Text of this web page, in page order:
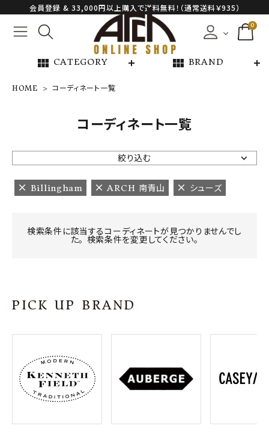
会員登録 & 33,000円以上購入で送料無料！（通常送料￥935）
0
view_module CATEGORY view_module BRAND
NEW ARRIVAL
ARCH EXCLUSIVE
BRAND
INFORMATION
ご利用ガイド
プライバシーポリシー
特定商取引法について
お問い合わせ
OFFICIAL WEB SITE
HOME コーディネート一覧
コーディネート一覧
絞り込む
Billingham ARCH 南青山 シューズ
検索条件に該当するコーディネートが見つかりませんでし
た。 検索条件を変更してください。
PICK UP BRAND